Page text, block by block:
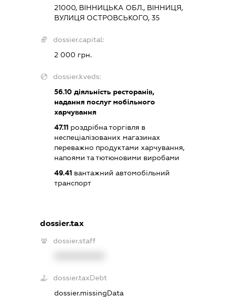
21000, ВІННИЦЬКА ОБЛ., ВІННИЦЯ,
ВУЛИЦЯ ОСТРОВСЬКОГО, 35
dossier.capital:
2 000 грн.
dossier.kveds:
56.10 діяльність ресторанів,
надання послуг мобільного
харчування
47.11 роздрібна торгівля в
неспеціалізованих магазинах
переважно продуктами харчування,
напоями та тютюновими виробами
49.41 вантажний автомобільний
транспорт
dossier.tax
dossier.staff
dossier.taxDebt
dossier.missingData